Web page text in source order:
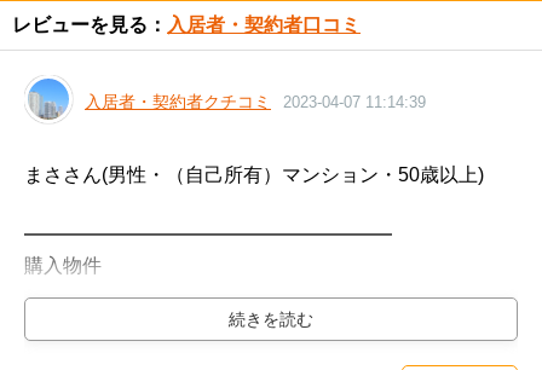
レビューを見る： 入居者・契約者口コミ
入居者・契約者クチコミ 2023-04-07 11:14:39
まささん(男性・（自己所有）マンション・50歳以上)
━━━━━━━━━━━━━━━━━━━
購入物件
━━━━━━━━━━━━━━━━━━━
インプレスト横浜鶴ヶ峰（新築・3LDK・3800万円台）